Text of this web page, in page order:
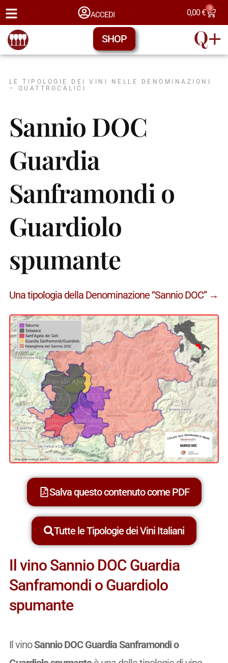
ACCEDI 0,00€ 0
SHOP
LE TIPOLOGIE DEI VINI NELLE DENOMINAZIONI
– QUATTROCALICI
Sannio DOC
Guardia
Sanframondi o
Guardiolo
spumante
Una tipologia della Denominazione “Sannio DOC” →
Salva questo contenuto come PDF
Tutte le Tipologie dei Vini Italiani
Il vino Sannio DOC Guardia
Sanframondi o Guardiolo
spumante
Il vinoSannio DOC Guardia Sanframondi o